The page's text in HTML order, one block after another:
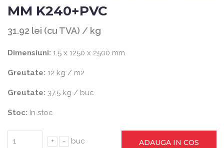
MM K240+PVC
31.92 lei (cu TVA) / kg
Dimensiuni: 1.5 x 1250 x 2500 mm
Greutate: 12 kg / m2
Greutate: 37.5 kg / buc
Stoc: In stoc
+ - buc ADAUGA IN COS